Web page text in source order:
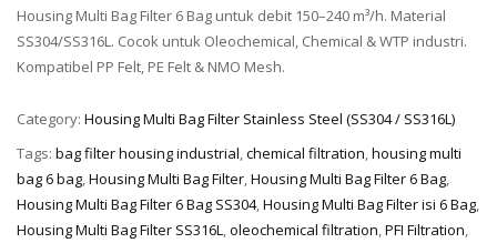
Housing Multi Bag Filter 6 Bag untuk debit 150–240 m³/h. Material
SS304/SS316L. Cocok untuk Oleochemical, Chemical & WTP industri.
Kompatibel PP Felt, PE Felt & NMO Mesh.
Category: Housing Multi Bag Filter Stainless Steel (SS304 / SS316L)
Tags: bag filter housing industrial,chemical filtration,housing multi
bag 6 bag,Housing Multi Bag Filter,Housing Multi Bag Filter 6 Bag,
Housing Multi Bag Filter 6 Bag SS304,Housing Multi Bag Filter isi 6 Bag,
Housing Multi Bag Filter SS316L,oleochemical filtration,PFI Filtration,